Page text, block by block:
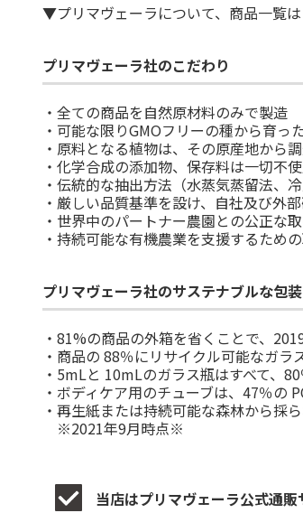
▼プリマヴェーラについて、商品一覧は
プリマヴェーラ社のこだわり
・全ての商品を自然原材料のみで製造
・可能な限りGMOフリーの種から育っ
・原料となる植物は、その原産地から
・化学合成の添加物、保存料は一切不
・伝統的な抽出方法（水蒸気蒸留法、
・厳しい品質基準を設け、自社及び外
・世界中のパートナー農園との公正な
・持続可能な有機農業を支援するため
プリマヴェーラ社のサステナブルな包装
・81%の商品の外箱を省くことで、
・商品の 88％にリサイクル可能なガラ
・5mLと 10mLのガラス瓶はすべて、
・ボディケア用のチューブは、47％の
・再生紙または持続可能な森林から採
※2021年9月時点※
当店はプリマヴェーラ公式通販